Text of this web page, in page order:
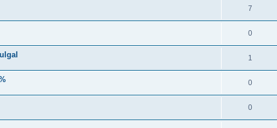
7
0
1
0
0